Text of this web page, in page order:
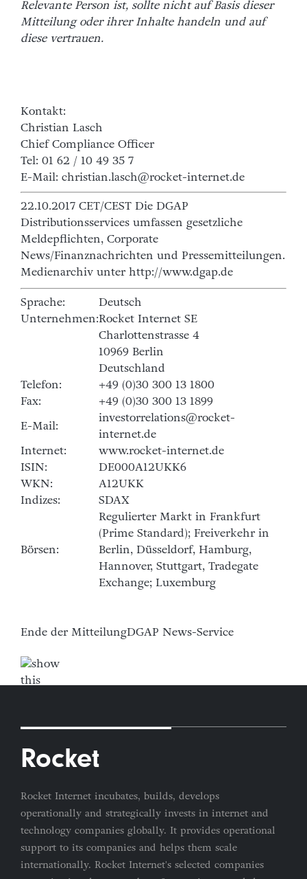
Relevante Person ist, sollte nicht auf Basis dieser
Mitteilung oder ihrer Inhalte handeln und auf
diese vertrauen.
Kontakt:
Christian Lasch
Chief Compliance Officer
Tel: 01 62 / 10 49 35 7
E-Mail: christian.lasch@rocket-internet.de
22.10.2017 CET/CEST Die DGAP
Distributionsservices umfassen gesetzliche
Meldepflichten, Corporate
News/Finanznachrichten und Pressemitteilungen.
Medienarchiv unter http://www.dgap.de
Sprache:
Deutsch
Unternehmen:Rocket Internet SE
Charlottenstrasse 4
10969 Berlin
Deutschland
Telefon:
+49 (0)30 300 13 1800
Fax:
+49 (0)30 300 13 1899
E-Mail:
investorrelations@rocket-
internet.de
Internet:
www.rocket-internet.de
ISIN:
DE000A12UKK6
WKN:
A12UKK
Indizes:
SDAX
Börsen:
Regulierter Markt in Frankfurt
(Prime Standard); Freiverkehr in
Berlin, Düsseldorf, Hamburg,
Hannover, Stuttgart, Tradegate
Exchange; Luxemburg
Ende der MitteilungDGAP News-Service
Rocket
Rocket Internet incubates, builds, develops
operationally and strategically invests in internet and
technology companies globally. It provides operational
support to its companies and helps them scale
internationally. Rocket Internet's selected companies